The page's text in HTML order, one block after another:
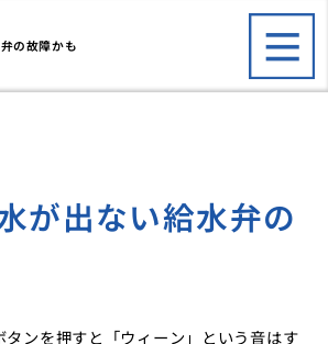
の故障かも
が出ない給水弁の
ンを押すと「ウィーン」という音はす